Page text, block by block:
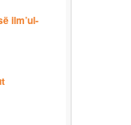
ilm’ul-